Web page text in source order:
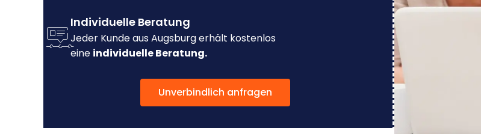
Individuelle Beratung
Jeder Kunde aus Augsburg erhält kostenlos
eine individuelle Beratung.
Unverbindlich anfragen